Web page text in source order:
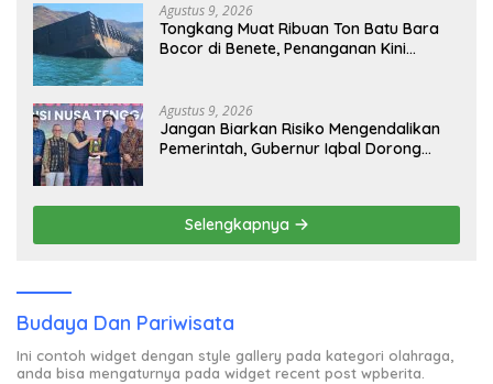
Agustus 9, 2026
Tongkang Muat Ribuan Ton Batu Bara
Bocor di Benete, Penanganan Kini
Agustus 9, 2026
Jangan Biarkan Risiko Mengendalikan
Pemerintah, Gubernur Iqbal Dorong
Selengkapnya
Budaya Dan Pariwisata
Ini contoh widget dengan style gallery pada kategori olahraga,
anda bisa mengaturnya pada widget recent post wpberita.